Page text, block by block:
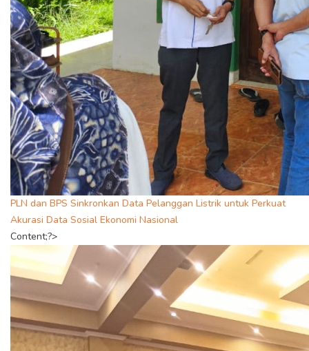
PLN dan BPS Sinkronkan Data Pelanggan Listrik untuk Perkuat
Akurasi Data Sosial Ekonomi Nasional
Content;?>